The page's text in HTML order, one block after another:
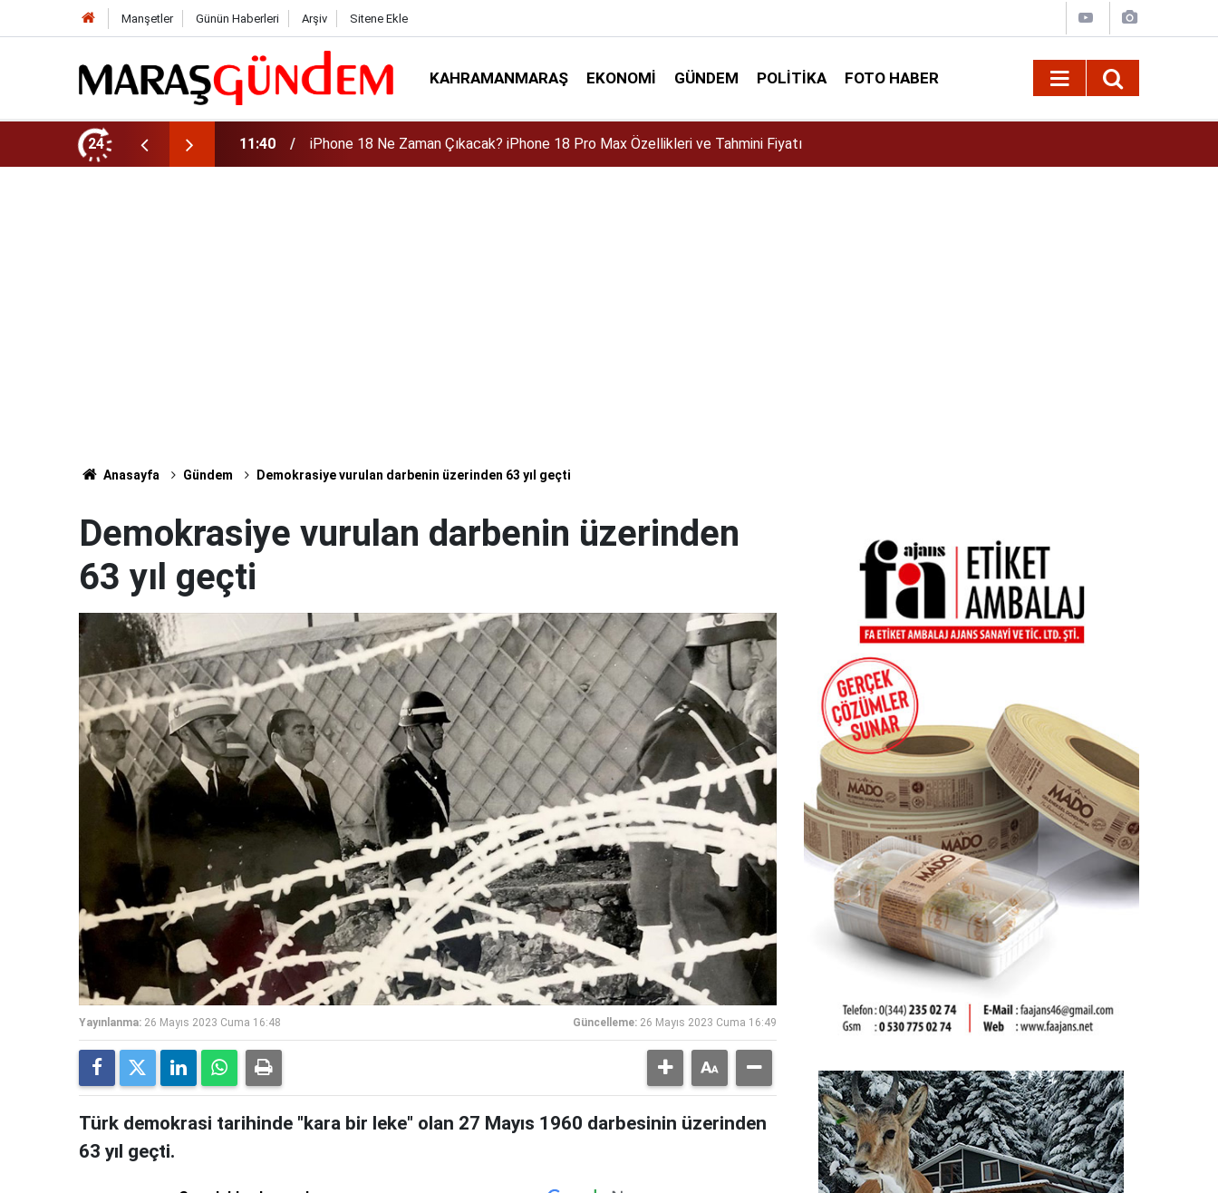
Manşetler Günün Haberleri Arşiv Sitene Ekle
KAHRAMANMARAŞ EKONOMI GÜNDEM POLITIKA FOTO HABER
24
ve Tahmini Fiyatı 11:39 İlkay Çiçek Kimdir? İlkay Çiçek Kaç Yaşında, Evli mi, Eşi Kim?
Anasayfa Gündem Demokrasiye vurulan darbenin üzerinden 63 yıl geçti
Demokrasiye vurulan darbenin üzerinden
63 yıl geçti
Yayınlanma: 26 Mayıs 2023 Cuma 16:48 Güncelleme: 26 Mayıs 2023 Cuma 16:49
Türk demokrasi tarihinde "kara bir leke" olan 27 Mayıs 1960 darbesinin üzerinden
63 yıl geçti.